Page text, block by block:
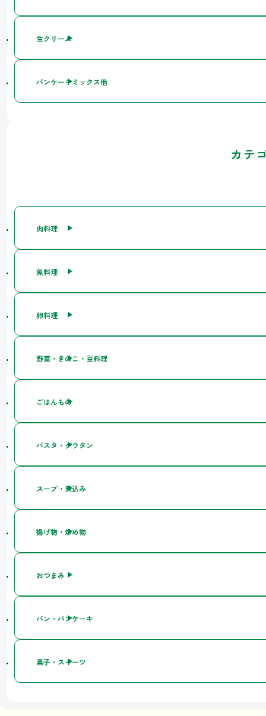
生クリーム
パンケーキミックス他
カテ
肉料理
魚料理
卵料理
野菜・きのこ・豆料理
ごはんもの
パスタ・グラタン
スープ・煮込み
揚げ物・炒め物
おつまみ
パン・パンケーキ
菓子・スイーツ